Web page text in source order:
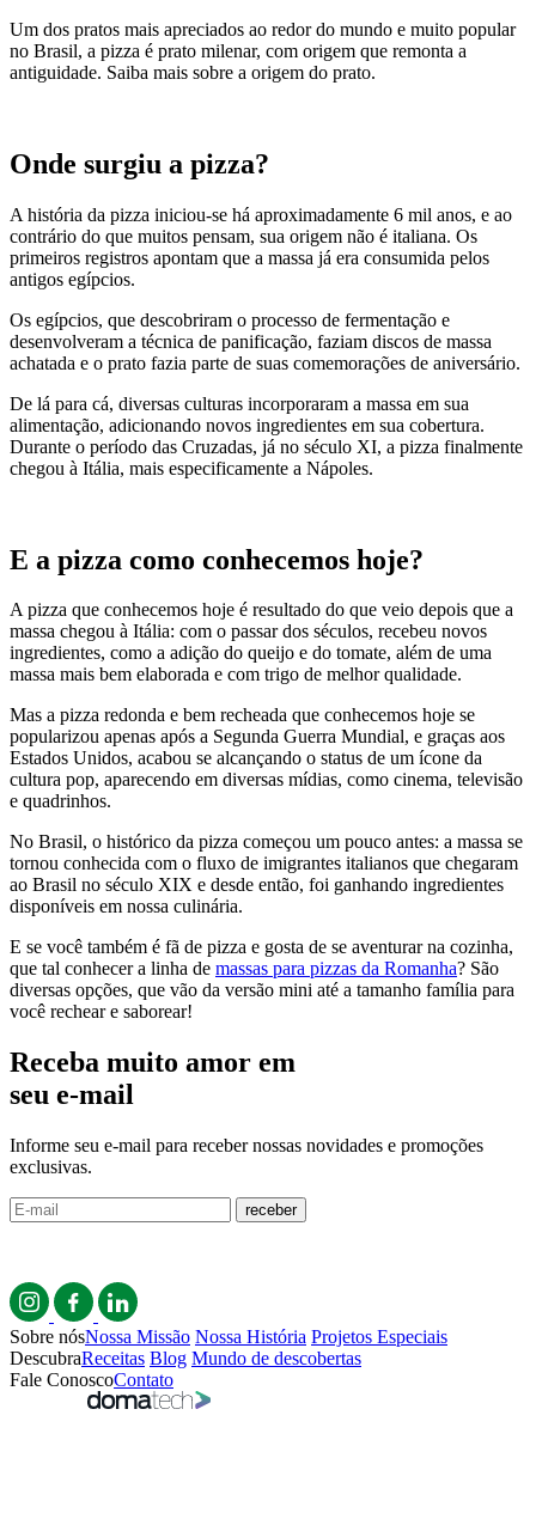
Um dos pratos mais apreciados ao redor do mundo e muito popular
no Brasil, a pizza é prato milenar, com origem que remonta a
antiguidade. Saiba mais sobre a origem do prato.
Onde surgiu a pizza?
A história da pizza iniciou-se há aproximadamente 6 mil anos, e ao
contrário do que muitos pensam, sua origem não é italiana. Os
primeiros registros apontam que a massa já era consumida pelos
antigos egípcios.
Os egípcios, que descobriram o processo de fermentação e
desenvolveram a técnica de panificação, faziam discos de massa
achatada e o prato fazia parte de suas comemorações de aniversário.
De lá para cá, diversas culturas incorporaram a massa em sua
alimentação, adicionando novos ingredientes em sua cobertura.
Durante o período das Cruzadas, já no século XI, a pizza finalmente
chegou à Itália, mais especificamente a Nápoles.
E a pizza como conhecemos hoje?
A pizza que conhecemos hoje é resultado do que veio depois que a
massa chegou à Itália: com o passar dos séculos, recebeu novos
ingredientes, como a adição do queijo e do tomate, além de uma
massa mais bem elaborada e com trigo de melhor qualidade.
Mas a pizza redonda e bem recheada que conhecemos hoje se
popularizou apenas após a Segunda Guerra Mundial, e graças aos
Estados Unidos, acabou se alcançando o status de um ícone da
cultura pop, aparecendo em diversas mídias, como cinema, televisão
e quadrinhos.
No Brasil, o histórico da pizza começou um pouco antes: a massa se
tornou conhecida com o fluxo de imigrantes italianos que chegaram
ao Brasil no século XIX e desde então, foi ganhando ingredientes
disponíveis em nossa culinária.
E se você também é fã de pizza e gosta de se aventurar na cozinha,
que tal conhecer a linha de massas para pizzas da Romanha? São
diversas opções, que vão da versão mini até a tamanho família para
você rechear e saborear!
Receba muito amor em
seu e-mail
Informe seu e-mail para receber nossas novidades e promoções
exclusivas.
receber
Sobre nósNossa Missão Nossa História Projetos Especiais
DescubraReceitas Blog Mundo de descobertas
Fale ConoscoContato